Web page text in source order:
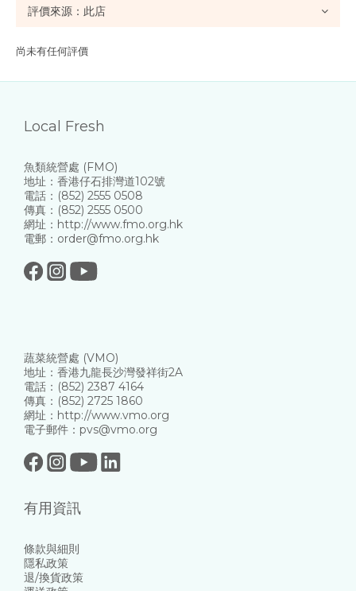
尚未有任何評價
Local Fresh
魚類統營處 (FMO)
地址：香港仔石排灣道102號
電話：(852) 2555 0508
傳真：(852) 2555 0500
網址：http://www.fmo.org.hk
電郵：order@fmo.org.hk
蔬菜統營處 (VMO)
地址：香港九龍長沙灣發祥街2A
電話：(852) 2387 4164
傳真：(852) 2725 1860
網址：http://www.vmo.org
電子郵件：pvs@vmo.org
有用資訊
條款與細則
隱私政策
退/換貨政策